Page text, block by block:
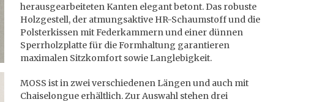
herausgearbeiteten Kanten elegant betont. Das robuste
Holzgestell, der atmungsaktive HR-Schaumstoff und die
Polsterkissen mit Federkammern und einer dünnen
Sperrholzplatte für die Formhaltung garantieren
maximalen Sitzkomfort sowie Langlebigkeit.
MOSS ist in zwei verschiedenen Längen und auch mit
Chaiselongue erhältlich. Zur Auswahl stehen drei